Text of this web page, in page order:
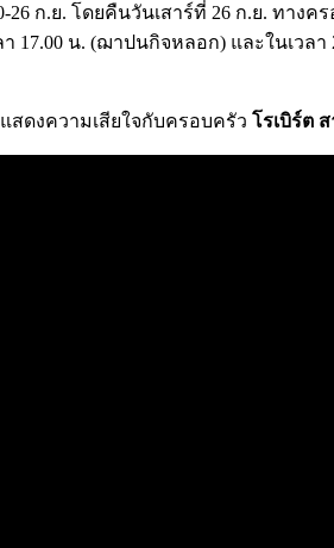
ก.ย. โดยคืนวันเสาร์ที่ 26 ก.ย. ทางค
17.00 น. (ฌาปนกิจหลอก) และในเว
สดงความเสียใจกับครอบครัว โรเบิร์ต